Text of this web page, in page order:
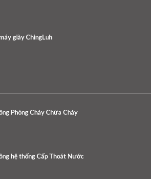
giày ChingLuh
Phòng Cháy Chữa Cháy
hệ thống Cấp Thoát Nước